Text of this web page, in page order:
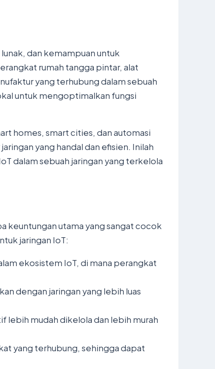
dan kemampuan untuk
rumah tangga pintar, alat
yang terhubung dalam sebuah
untuk mengoptimalkan fungsi
homes, smart cities, dan automasi
yang handal dan efisien. Inilah
dalam sebuah jaringan yang terkelola
keuntungan utama yang sangat cocok
jaringan IoT:
ekosistem IoT, di mana perangkat
dengan jaringan yang lebih luas
lebih mudah dikelola dan lebih murah
yang terhubung, sehingga dapat